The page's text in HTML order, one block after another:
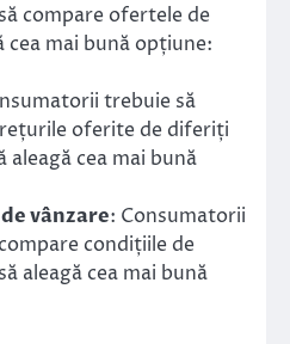
compare ofertele de
cea mai bună opțiune:
trebuie să
oferite de diferiți
aleagă cea mai bună
vânzare: Consumatorii
condițiile de
aleagă cea mai bună